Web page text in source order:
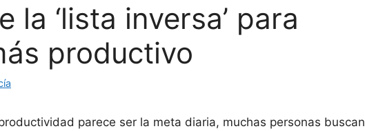
la ‘lista inversa’ para
productivo
parece ser la meta diaria, muchas personas buscan